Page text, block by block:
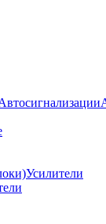
Усилители